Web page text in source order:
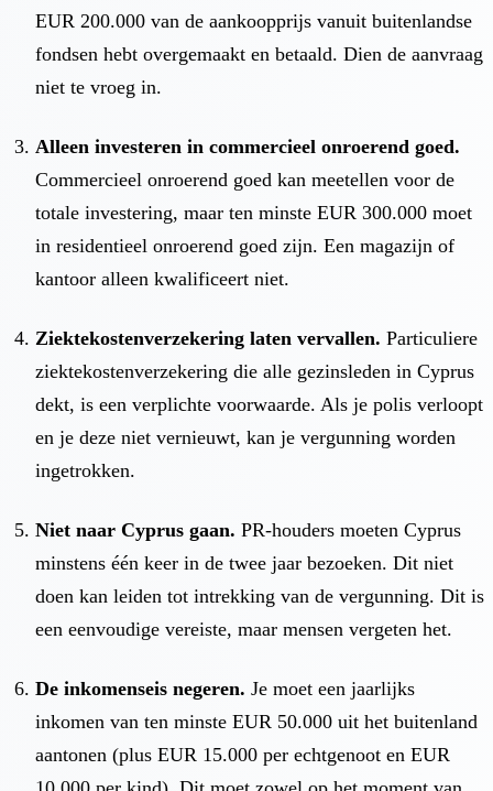
EUR 200.000 van de aankoopprijs vanuit buitenlandse
fondsen hebt overgemaakt en betaald. Dien de aanvraag
niet te vroeg in.
Alleen investeren in commercieel onroerend goed.
Commercieel onroerend goed kan meetellen voor de
totale investering, maar ten minste EUR 300.000 moet
in residentieel onroerend goed zijn. Een magazijn of
kantoor alleen kwalificeert niet.
Ziektekostenverzekering laten vervallen. Particuliere
ziektekostenverzekering die alle gezinsleden in Cyprus
dekt, is een verplichte voorwaarde. Als je polis verloopt
en je deze niet vernieuwt, kan je vergunning worden
ingetrokken.
Niet naar Cyprus gaan. PR-houders moeten Cyprus
minstens één keer in de twee jaar bezoeken. Dit niet
doen kan leiden tot intrekking van de vergunning. Dit is
een eenvoudige vereiste, maar mensen vergeten het.
De inkomenseis negeren. Je moet een jaarlijks
inkomen van ten minste EUR 50.000 uit het buitenland
aantonen (plus EUR 15.000 per echtgenoot en EUR